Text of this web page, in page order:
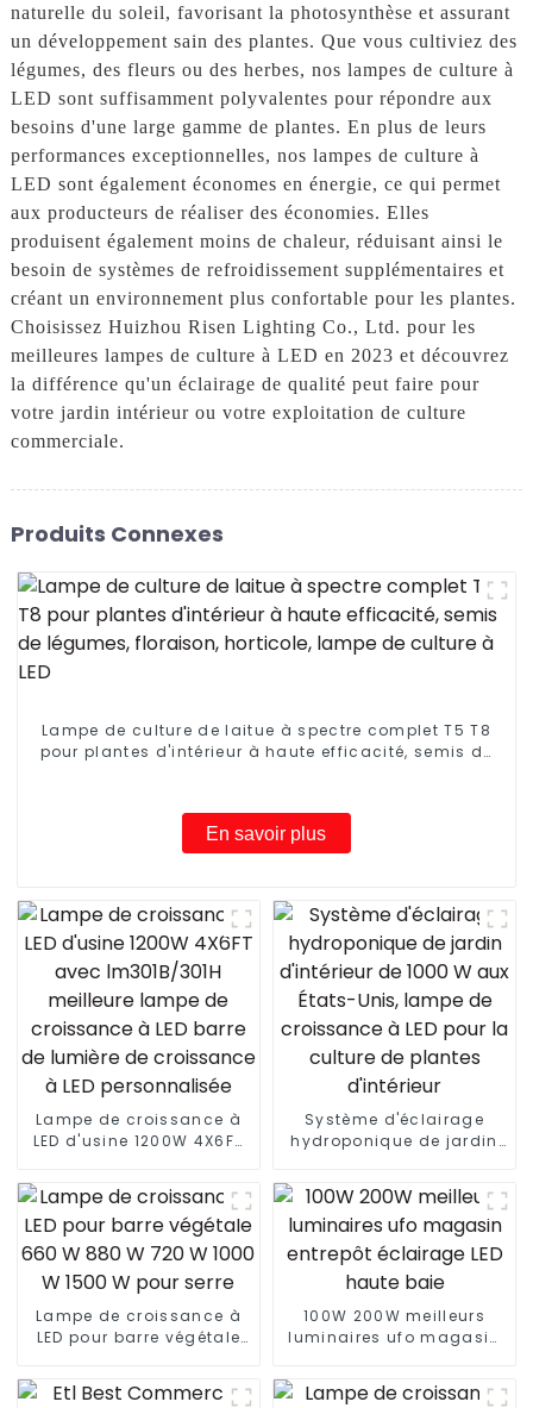
naturelle du soleil, favorisant la photosynthèse et assurant
un développement sain des plantes. Que vous cultiviez des
légumes, des fleurs ou des herbes, nos lampes de culture à
LED sont suffisamment polyvalentes pour répondre aux
besoins d'une large gamme de plantes. En plus de leurs
performances exceptionnelles, nos lampes de culture à
LED sont également économes en énergie, ce qui permet
aux producteurs de réaliser des économies. Elles
produisent également moins de chaleur, réduisant ainsi le
besoin de systèmes de refroidissement supplémentaires et
créant un environnement plus confortable pour les plantes.
Choisissez Huizhou Risen Lighting Co., Ltd. pour les
meilleures lampes de culture à LED en 2023 et découvrez
la différence qu'un éclairage de qualité peut faire pour
votre jardin intérieur ou votre exploitation de culture
commerciale.
Produits Connexes
Lampe de culture de laitue à spectre complet T5 T8
pour plantes d'intérieur à haute efficacité, semis de
En savoir plus
Lampe de croissance à
LED d'usine 1200W 4X6FT
croissance à LED barre
de lumière de croissance
à LED personnalisée
Système d'éclairage
hydroponique de jardin
croissance à LED pour la
culture de plantes
d'intérieur
Lampe de croissance à
LED pour barre végétale
100W 200W meilleurs
luminaires ufo magasin